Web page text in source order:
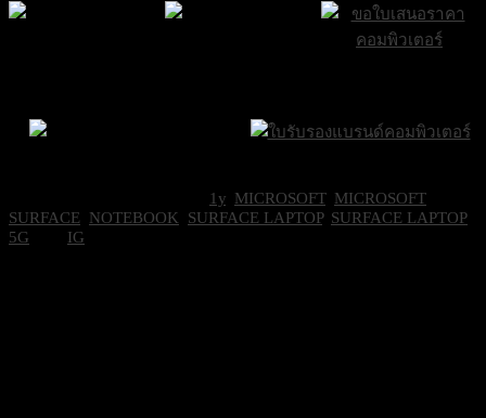
1y MICROSOFT, MICROSOFT
SURFACE NOTEBOOK SURFACE LAPTOP, SURFACE LAPTOP
5G
IG